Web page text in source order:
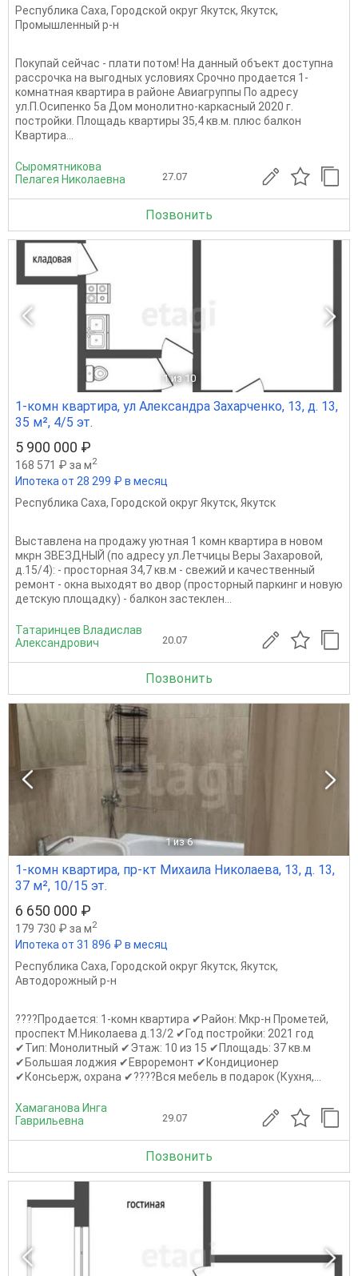
Республика Саха, Городской округ Якутск, Якутск,
Промышленный р-н
Покупай сейчас - плати потом! На данный объект доступна
рассрочка на выгодных условиях Срочно продается 1-
комнатная квартира в районе Авиагруппы По адресу
ул.П.Осипенко 5а Дом монолитно-каркасный 2020 г.
постройки. Площадь квартиры 35,4 кв.м. плюс балкон
Квартира...
Сыромятникова
Пелагея Николаевна
27.07
Позвонить
1 из 10
1-комн квартира, ул Александра Захарченко, 13, д. 13,
35 м², 4/5 эт.
5 900 000 ₽
168 571 ₽ за м2
Ипотека от 28 299 ₽ в месяц
Республика Саха, Городской округ Якутск, Якутск
Выставлена на продажу уютная 1 комн квартира в новом
мкрн ЗВЕЗДНЫЙ (по адресу ул.Летчицы Веры Захаровой,
д.15/4): - просторная 34,7 кв.м - свежий и качественный
ремонт - окна выходят во двор (просторный паркинг и новую
детскую площадку) - балкон застеклен...
Татаринцев Владислав
Александрович
20.07
Позвонить
1 из 6
1-комн квартира, пр-кт Михаила Николаева, 13, д. 13,
37 м², 10/15 эт.
6 650 000 ₽
179 730 ₽ за м2
Ипотека от 31 896 ₽ в месяц
Республика Саха, Городской округ Якутск, Якутск,
Автодорожный р-н
????Продается: 1-комн квартира ✔Район: Мкр-н Прометей,
проспект М.Николаева д.13/2 ✔Год постройки: 2021 год
✔Тип: Монолитный ✔Этаж: 10 из 15 ✔Площадь: 37 кв.м
✔Большая лоджия ✔Евроремонт ✔Кондиционер
✔Консьерж, охрана ✔????Вся мебель в подарок (Кухня,...
Хамаганова Инга
Гаврильевна
29.07
Позвонить